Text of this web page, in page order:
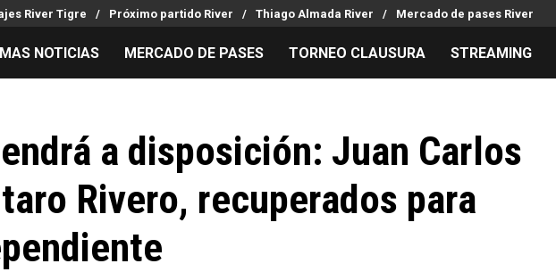
River Tigre Próximo partido River Thiago Almada River Mercado de pases River
Sudamericana
Argentina
Mercado de Pases
Análisis tácticos
Chacho Coudet
Ex River
Streaming
Entradas
Los goles de River
Noticias
Guías
NOTICIAS MERCADO DE PASES TORNEO CLAUSURA STREAMING
a disposición: Juan Carlos
Rivero, recuperados para